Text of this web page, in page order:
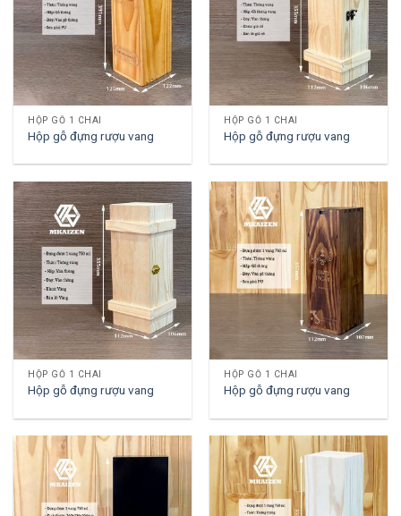
HỘP GỖ 1 CHAI
Hộp gỗ đựng rượu vang
HỘP GỖ 1 CHAI
Hộp gỗ đựng rượu vang
HỘP GỖ 1 CHAI
Hộp gỗ đựng rượu vang
HỘP GỖ 1 CHAI
Hộp gỗ đựng rượu vang